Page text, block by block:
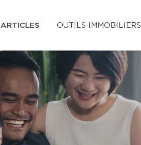
ARTICLES OUTILS IMMOBILIERS